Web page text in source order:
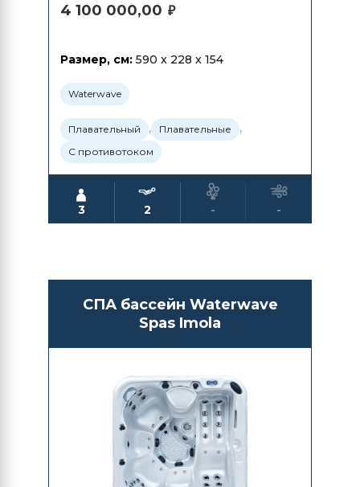
4 100 000,00 ₽
Размер, см: 590 x 228 x 154
Waterwave
Плавательный , Плавательные ,
С противотоком
3 2 - -
СПА бассейн Waterwave
Spas Imola